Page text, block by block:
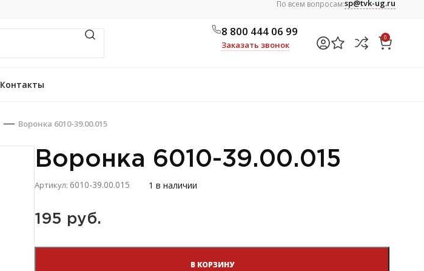
По всем вопросам:sp@tvk-ug.ru
8 800 444 06 99
Заказать звонок
0
Контакты
Воронка 6010-39.00.015
Воронка 6010-39.00.015
Артикул: 6010-39.00.015 1 в наличии
195 руб.
В КОРЗИНУ